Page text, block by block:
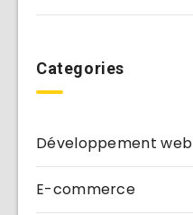
Categories
Développement web
E-commerce